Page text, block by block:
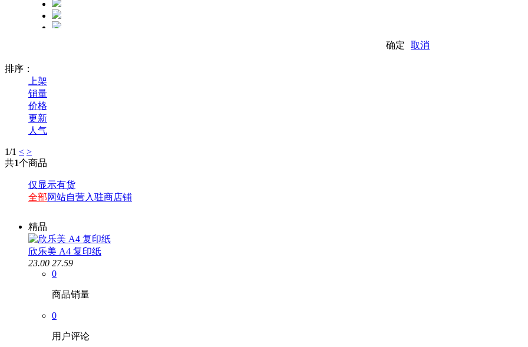
精卓
奔图
格之格
天色
兄弟
京瓷
添彩
确定 取消
排序：
上架
销量
价格
更新
人气
1/1 < >
共1个商品
仅显示有货
全部网站自营入驻商店铺
精品
欣乐美 A4 复印纸
23.00 27.59
0
商品销量
0
用户评论